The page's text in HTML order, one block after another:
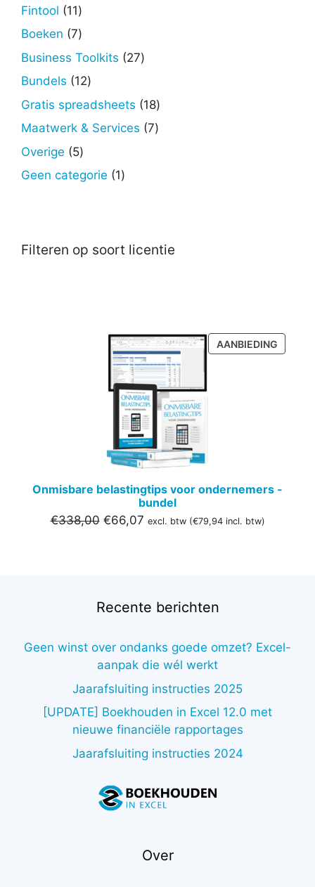
Fintool 1111
producten
Boeken 77
producten
Business Toolkits 2727
Bundels 1212
producten
Gratis spreadsheets 1818
producten
Maatwerk & Services 77
Overige 55
producten
Geen categorie 11
Filteren op soort licentie
AANBIEDING
IN
Onmisbare belastingtips voor ondernemers -
bundel
€338,00 Oorspronkelijke
€66,07Huidige
excl. btw (€79,94incl. btw)
Recente berichten
Geen winst over ondanks goede omzet? Excel-
aanpak die wél werkt
Jaarafsluiting instructies 2025
[UPDATE] Boekhouden in Excel 12.0 met
nieuwe financiële rapportages
Jaarafsluiting instructies 2024
Over